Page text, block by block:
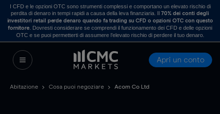
I CFD e le opzioni OTC sono strumenti complessi e comportano un elevato rischio di
perdita di denaro in tempi rapidi a causa della leva finanziaria. Il70% dei conti degli
investitori retail perde denaro quando fa trading su CFD o opzioni OTC con questo
fornitore . Dovresti considerare se comprendi il funzionamento dei CFD e delle opzioni
OTC e se puoi permetterti di assumere l’elevato rischio di perdere il tuo denaro.
Apri un conto
Abitazione Cosa puoi negoziare Acom Co Ltd